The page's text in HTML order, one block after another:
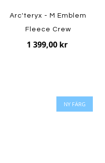
Arc'teryx - M Emblem
Fleece Crew
1 399,00 kr
NY FÄRG